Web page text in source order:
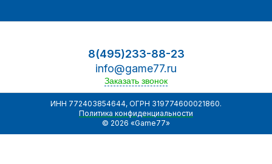
8(495)233-88-23
info@game77.ru
Заказать звонок
ИНН 772403854644, ОГРН 319774600021860.
Политика конфиденциальности
© 2026 «Game77»